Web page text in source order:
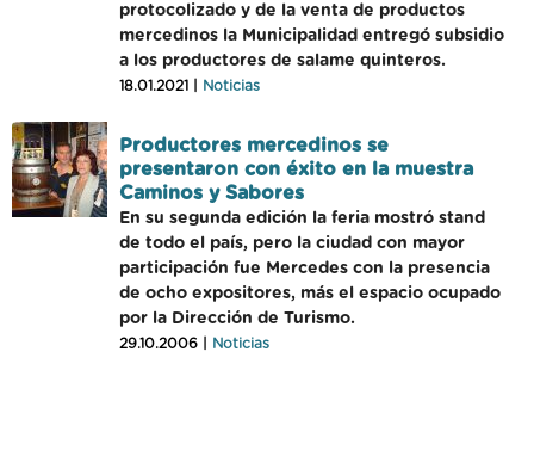
protocolizado y de la venta de productos
mercedinos la Municipalidad entregó subsidio
a los productores de salame quinteros.
18.01.2021 | Noticias
Productores mercedinos se
presentaron con éxito en la muestra
Caminos y Sabores
En su segunda edición la feria mostró stand
de todo el país, pero la ciudad con mayor
participación fue Mercedes con la presencia
de ocho expositores, más el espacio ocupado
por la Dirección de Turismo.
29.10.2006 | Noticias